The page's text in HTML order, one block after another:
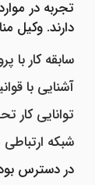
تجربه در
دارند. وکیل
سابقه کار با
آشنایی با
توانایی کار
شبکه
در دسترس